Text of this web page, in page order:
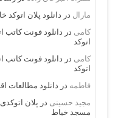
مارال در دانلود پلان
کامی در دانلود فونت کاتب
اتوکد
کامی در دانلود فونت کاتب
اتوکد
فاطمه در دانلود مطالعات
مجید حسینی در پلان
مسجد خیاط